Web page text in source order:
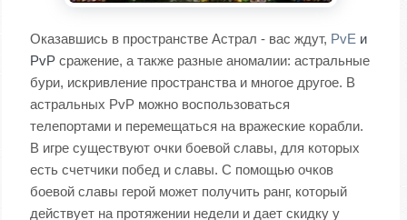
Оказавшись в пространстве Астрал - вас ждут, PvE и
PvP сражение, а также разные аномалии: астральные
бури, искривление пространства и многое другое. В
астральных PvP можно воспользоваться
телепортами и перемещаться на вражеские корабли.
В игре существуют очки боевой славы, для которых
есть счетчики побед и славы. С помощью очков
боевой славы герой может получить ранг, который
действует на протяжении недели и дает скидку у